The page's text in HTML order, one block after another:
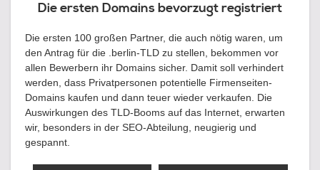
Die ersten Domains bevorzugt registriert
Die ersten 100 großen Partner, die auch nötig waren, um
den Antrag für die .berlin-TLD zu stellen, bekommen vor
allen Bewerbern ihr Domains sicher. Damit soll verhindert
werden, dass Privatpersonen potentielle Firmenseiten-
Domains kaufen und dann teuer wieder verkaufen. Die
Auswirkungen des TLD-Booms auf das Internet, erwarten
wir, besonders in der SEO-Abteilung, neugierig und
gespannt.